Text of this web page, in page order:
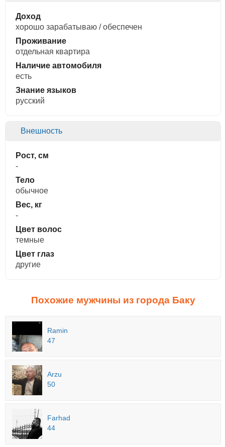
Доход
хорошо зарабатываю / обеспечен
Проживание
отдельная квартира
Наличие автомобиля
есть
Знание языков
русский
Внешность
Рост, см
-
Тело
обычное
Вес, кг
-
Цвет волос
темные
Цвет глаз
другие
Похожие мужчины из города Баку
Ramin
47
Arzu
50
Farhad
44